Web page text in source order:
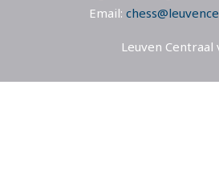
Email:
Leuven Centraal